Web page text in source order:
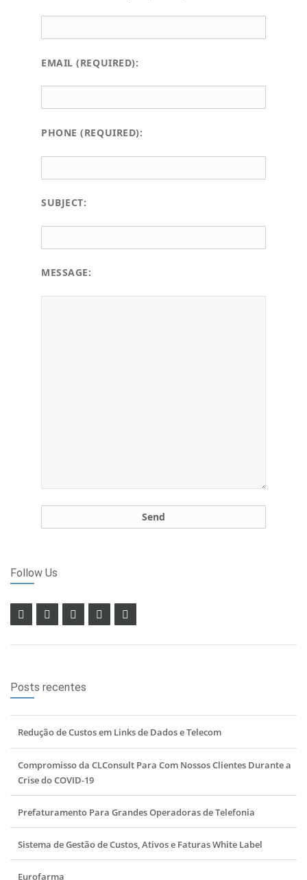
EMAIL (REQUIRED):
PHONE (REQUIRED):
SUBJECT:
MESSAGE:
Follow Us
Posts recentes
Redução de Custos em Links de Dados e Telecom
Compromisso da CLConsult Para Com Nossos Clientes Durante a
Crise do COVID-19
Prefaturamento Para Grandes Operadoras de Telefonia
Sistema de Gestão de Custos, Ativos e Faturas White Label
Eurofarma